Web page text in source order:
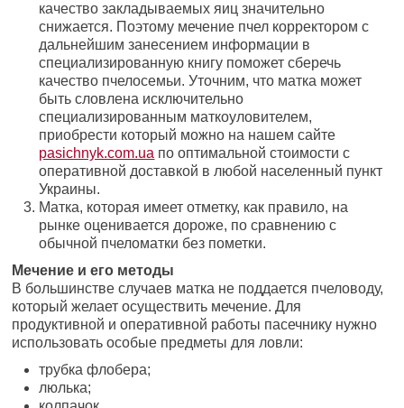
качество закладываемых яиц значительно
снижается. Поэтому мечение пчел корректором с
дальнейшим занесением информации в
специализированную книгу поможет сберечь
качество пчелосемьи. Уточним, что матка может
быть словлена исключительно
специализированным маткоуловителем,
приобрести который можно на нашем сайте
pasichnyk.com.ua по оптимальной стоимости с
оперативной доставкой в любой населенный пункт
Украины.
Матка, которая имеет отметку, как правило, на
рынке оценивается дороже, по сравнению с
обычной пчеломатки без пометки.
Мечение и его методы
В большинстве случаев матка не поддается пчеловоду,
который желает осуществить мечение. Для
продуктивной и оперативной работы пасечнику нужно
использовать особые предметы для ловли:
трубка флобера;
люлька;